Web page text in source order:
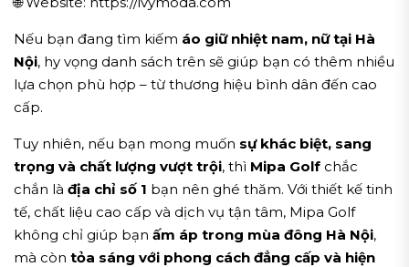
Nếu bạn đang tìm kiếm áo giữ nhiệt nam, nữ tại Hà
Nội, hy vọng danh sách trên sẽ giúp bạn có thêm nhiều
lựa chọn phù hợp – từ thương hiệu bình dân đến cao
cấp.
Tuy nhiên, nếu bạn mong muốn sự khác biệt, sang
trọng và chất lượng vượt trội, thì Mipa Golf chắc
chắn là địa chỉ số 1 bạn nên ghé thăm. Với thiết kế tinh
tế, chất liệu cao cấp và dịch vụ tận tâm, Mipa Golf
không chỉ giúp bạn ấm áp trong mùa đông Hà Nội,
mà còn tỏa sáng với phong cách đẳng cấp và hiện